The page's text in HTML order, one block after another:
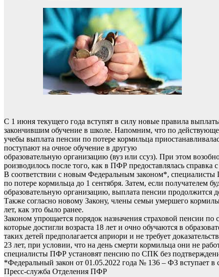
С 1 июня текущего года вступят в силу новые правила
закончившим обучение в школе. Напомним, что по
учебы выплата пенсии по потере кормильца
поступают на очное обучение в другую
образовательную организацию (вуз или ссуз). При этом
роизводилось после того, как в ПФР предоставлялась справка
В соответствии с новым Федеральным законом*, специалисты
по потере кормильца до 1 сентября. Затем, если получателем
образовательную организацию, выплата пенсии продолжится
Также согласно новому Закону, члены семьи умершего
лет, как это было ранее.
Законом упрощается порядок назначения страховой пенсии
которые достигли возраста 18 лет и очно обучаются в
таких детей предполагается априори и не требует
23 лет, при условии, что на день смерти кормильца они не
специалисты ПФР установят пенсию по СПК без
*Федеральный закон от 01.05.2022 года № 136 – ФЗ вступает в
Пресс-служба Отделения ПФР